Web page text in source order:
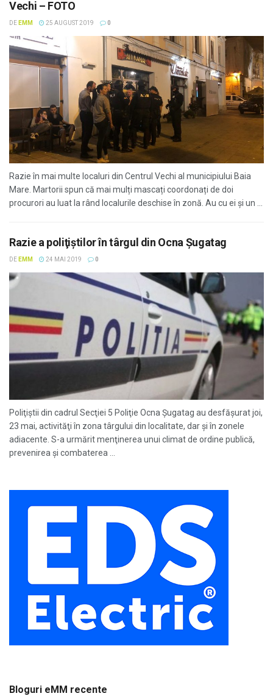
Vechi – FOTO
DE EMM 25 AUGUST 2019 0
Razie în mai multe localuri din Centrul Vechi al municipiului Baia
Mare. Martorii spun că mai mulți mascați coordonați de doi
procurori au luat la rând localurile deschise în zonă. Au cu ei și un ...
Razie a poliţiştilor în târgul din Ocna Şugatag
DE EMM 24 MAI 2019 0
Poliţiştii din cadrul Secţiei 5 Poliţie Ocna Şugatag au desfăşurat joi,
23 mai, activităţi în zona târgului din localitate, dar şi în zonele
adiacente. S-a urmărit menţinerea unui climat de ordine publică,
prevenirea şi combaterea ...
Bloguri eMM recente